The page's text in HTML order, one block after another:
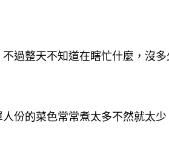
過整天不知道在瞎忙什麼，沒
份的菜色常常煮太多不然就太少